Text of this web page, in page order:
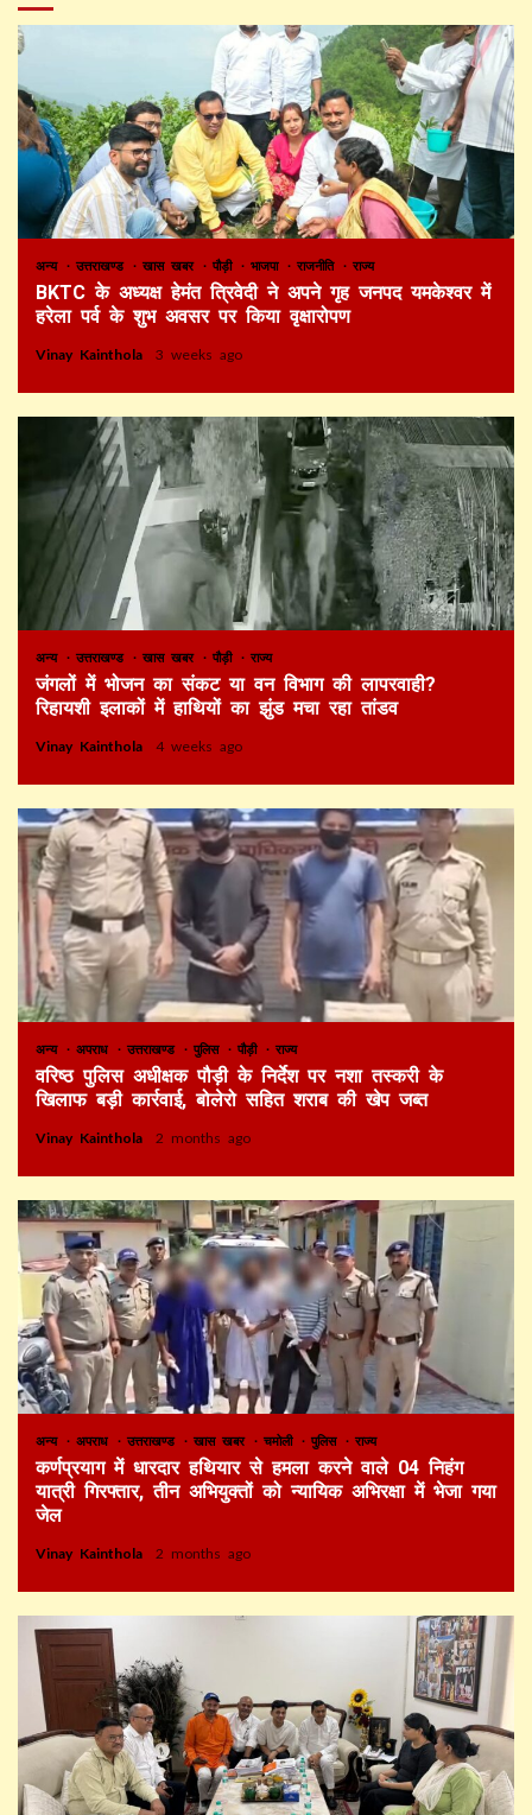
अन्य उत्तराखण्ड खास खबर पौड़ी भाजपा राजनीति राज्य
BKTC के अध्यक्ष हेमंत त्रिवेदी ने अपने गृह जनपद यमकेश्वर में
हरेला पर्व के शुभ अवसर पर किया वृक्षारोपण
Vinay Kainthola 3 weeks ago
अन्य उत्तराखण्ड खास खबर पौड़ी राज्य
जंगलों में भोजन का संकट या वन विभाग की लापरवाही?
रिहायशी इलाकों में हाथियों का झुंड मचा रहा तांडव
Vinay Kainthola 4 weeks ago
अन्य अपराध उत्तराखण्ड पुलिस पौड़ी राज्य
वरिष्ठ पुलिस अधीक्षक पौड़ी के निर्देश पर नशा तस्करी के
खिलाफ बड़ी कार्रवाई, बोलेरो सहित शराब की खेप जब्त
Vinay Kainthola 2 months ago
अन्य अपराध उत्तराखण्ड खास खबर चमोली पुलिस राज्य
कर्णप्रयाग में धारदार हथियार से हमला करने वाले 04 निहंग
यात्री गिरफ्तार, तीन अभियुक्तों को न्यायिक अभिरक्षा में भेजा गया
जेल
Vinay Kainthola 2 months ago